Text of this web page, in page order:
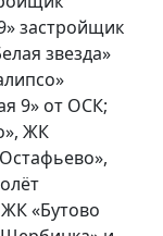
застройщик
звезда»
9» от ОСК;
ЖК
«Бутово